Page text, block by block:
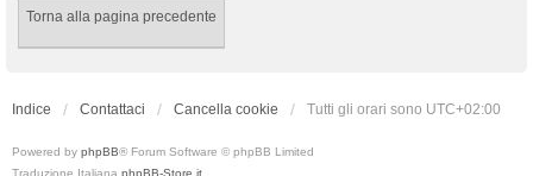
Torna alla pagina precedente
Indice Contattaci Cancella cookie Tutti gli orari sono UTC+02:00
Powered by phpBB® Forum Software © phpBB Limited
Traduzione Italiana phpBB-Store.it